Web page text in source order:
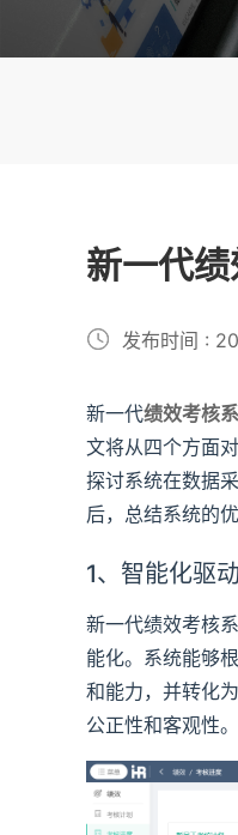
新一代
发布时间 :
新一代绩效考核
文将从四个方面
探讨系统在数据
后，总结系统的
1、智能化驱动
新一代绩效考核
能化。系统能够
和能力，并转化
公正性和客观性。